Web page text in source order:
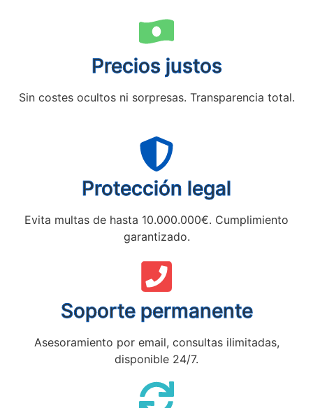
Precios justos
Sin costes ocultos ni sorpresas. Transparencia total.
Protección legal
Evita multas de hasta 10.000.000€. Cumplimiento
garantizado.
Soporte permanente
Asesoramiento por email, consultas ilimitadas,
disponible 24/7.